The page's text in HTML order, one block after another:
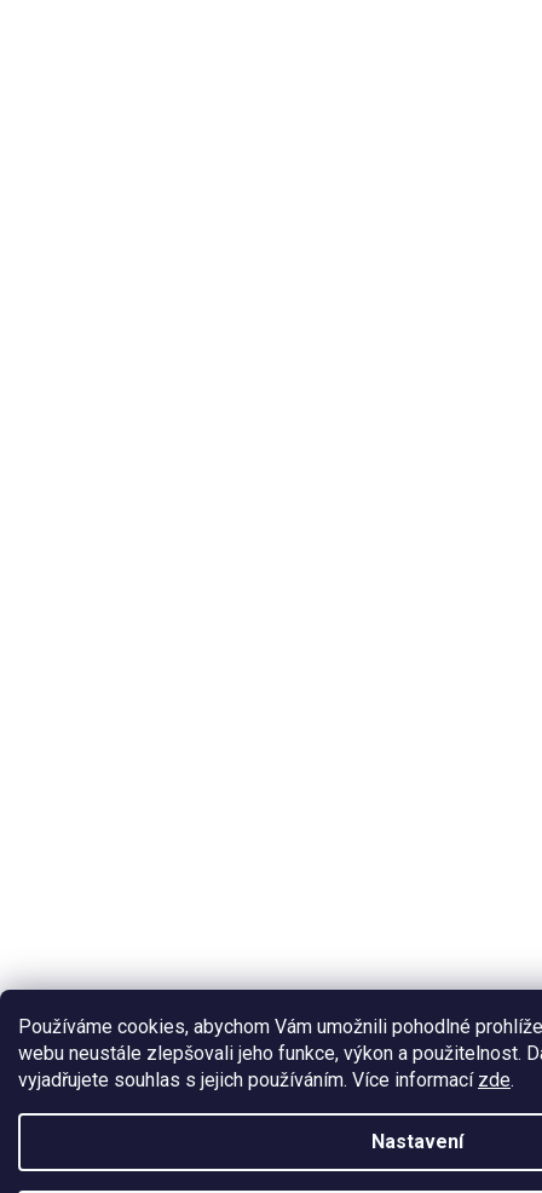
Používáme cookies, abychom Vám umožnili pohodlné
webu neustále zlepšovali jeho funkce, výkon a použitelnost.
vyjadřujete souhlas s jejich používáním. Více informací zde.
Nastavení